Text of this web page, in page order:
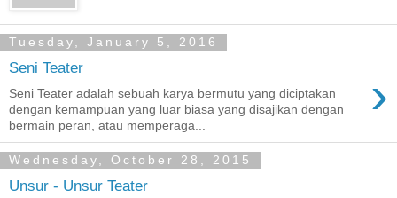
Tuesday, January 5, 2016
Seni Teater ›
Seni Teater adalah sebuah karya bermutu yang diciptakan
dengan kemampuan yang luar biasa yang disajikan dengan
bermain peran, atau memperaga...
Wednesday, October 28, 2015
Unsur - Unsur Teater